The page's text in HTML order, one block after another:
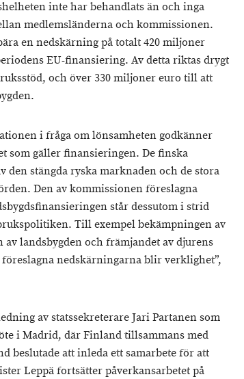
inte har behandlats än och inga
medlemsländerna och kommissionen.
en nedskärning på totalt 420 miljoner
EU-finansiering. Av detta riktas drygt
och över 330 miljoner euro till att
i fråga om lönsamheten godkänner
som gäller finansieringen. De finska
stängda ryska marknaden och de stora
Den av kommissionen föreslagna
står dessutom i strid
Till exempel bekämpningen av
landsbygden och främjandet av djurens
nedskärningarna blir verklighet”,
av statssekreterare Jari Partanen som
i Madrid, där Finland tillsammans med
beslutade att inleda ett samarbete för att
Leppä fortsätter påverkansarbetet på